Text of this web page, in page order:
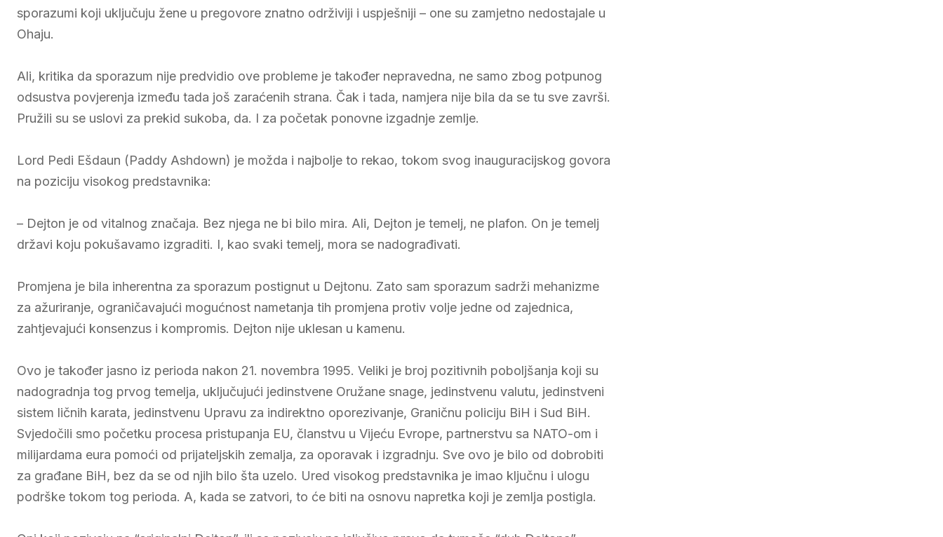
sporazumi koji uključuju žene u pregovore znatno održiviji i uspješniji – one su zamjetno nedostajale u
Ohaju.
Ali, kritika da sporazum nije predvidio ove probleme je također nepravedna, ne samo zbog potpunog
odsustva povjerenja između tada još zaraćenih strana. Čak i tada, namjera nije bila da se tu sve završi.
Pružili su se uslovi za prekid sukoba, da. I za početak ponovne izgadnje zemlje.
Lord Pedi Ešdaun (Paddy Ashdown) je možda i najbolje to rekao, tokom svog inauguracijskog govora
na poziciju visokog predstavnika:
– Dejton je od vitalnog značaja. Bez njega ne bi bilo mira. Ali, Dejton je temelj, ne plafon. On je temelj
državi koju pokušavamo izgraditi. I, kao svaki temelj, mora se nadograđivati.
Promjena je bila inherentna za sporazum postignut u Dejtonu. Zato sam sporazum sadrži mehanizme
za ažuriranje, ograničavajući mogućnost nametanja tih promjena protiv volje jedne od zajednica,
zahtjevajući konsenzus i kompromis. Dejton nije uklesan u kamenu.
Ovo je također jasno iz perioda nakon 21. novembra 1995. Veliki je broj pozitivnih poboljšanja koji su
nadogradnja tog prvog temelja, uključujući jedinstvene Oružane snage, jedinstvenu valutu, jedinstveni
sistem ličnih karata, jedinstvenu Upravu za indirektno oporezivanje, Graničnu policiju BiH i Sud BiH.
Svjedočili smo početku procesa pristupanja EU, članstvu u Vijeću Evrope, partnerstvu sa NATO-om i
milijardama eura pomoći od prijateljskih zemalja, za oporavak i izgradnju. Sve ovo je bilo od dobrobiti
za građane BiH, bez da se od njih bilo šta uzelo. Ured visokog predstavnika je imao ključnu i ulogu
podrške tokom tog perioda. A, kada se zatvori, to će biti na osnovu napretka koji je zemlja postigla.